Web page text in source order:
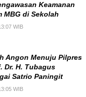
Keamanan
MBG di Sekolah
WIB
Angon Menuju Pilpres
Dr. H. Tubagus
Satrio Paningit
WIB